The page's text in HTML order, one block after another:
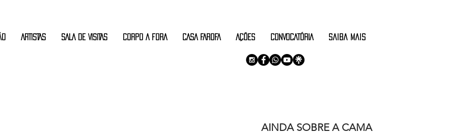
ARTISTAS SALA DE VISITAS CORPO A FORA CASA FAROFA AÇÕES CONVOCATÓRIA saiba mais
AINDA SOBRE A CAMA